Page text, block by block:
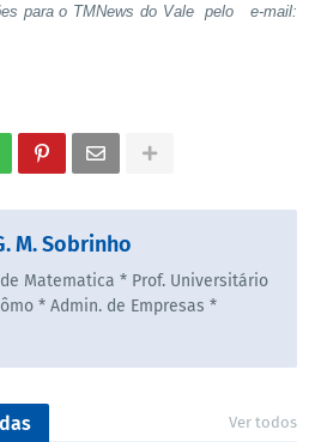
para o TMNews do Vale pelo e-mail:
M. Sobrinho
Matematica * Prof. Universitário
* Admin. de Empresas *
Ver todos